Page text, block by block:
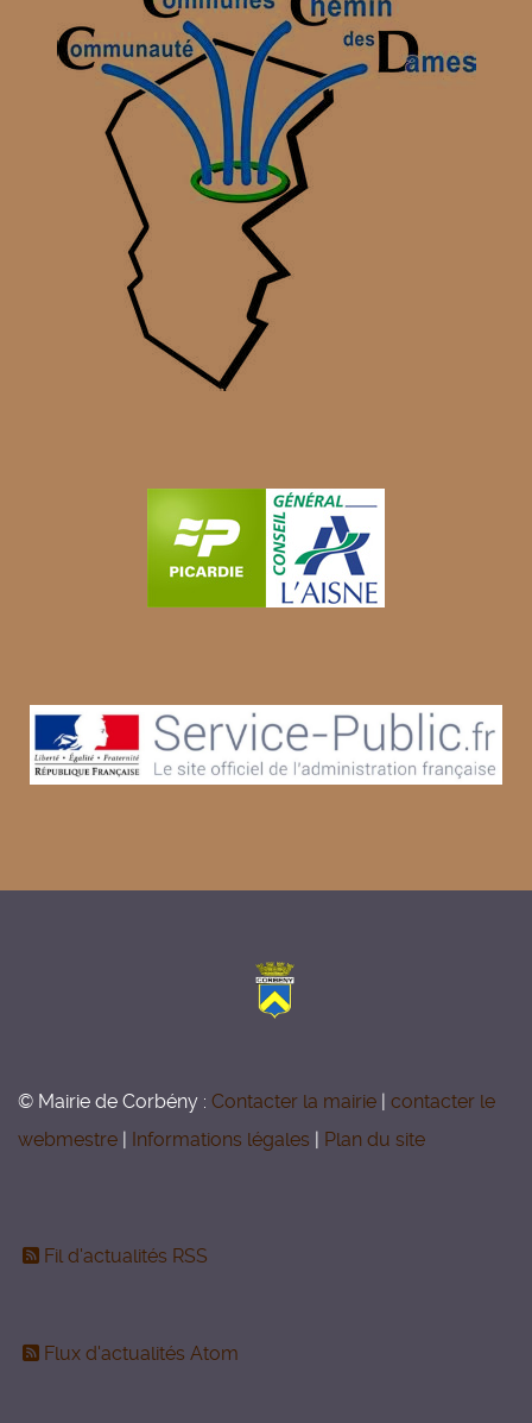
© Mairie de Corbény : Contacter la mairie | contacter le
webmestre | Informations légales | Plan du site
Fil d'actualités RSS
Flux d'actualités Atom